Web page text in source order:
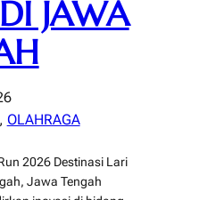
JAWA
, OLAHRAGA
2026 Destinasi Lari
Jawa Tengah